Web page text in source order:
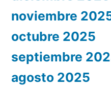
noviembre
octubre 2025
septiembre
agosto 2025